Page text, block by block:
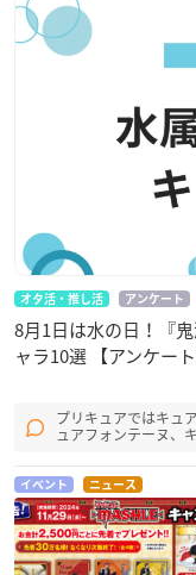
オタ活・推し活 アンケート
8月1日は水の日！『
ャラ10選 【アンケート
プリキュアではキュ
ュアフォンテーヌ、
イベント ニュース